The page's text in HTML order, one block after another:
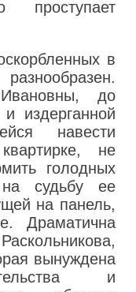
проступает
в
до
издерганной
навести
не
голодных
судьбу ее
на панель,
Драматична
вынуждена
и